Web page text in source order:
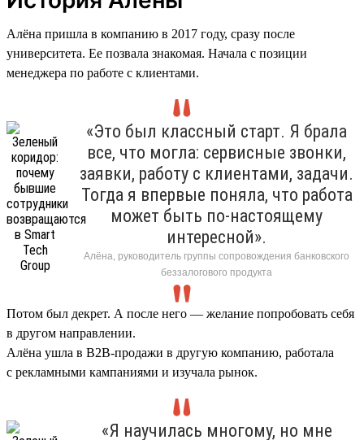
Алёна пришла в компанию в 2017 году, сразу после
университета. Ее позвала знакомая. Начала с позиции
менеджера по работе с клиентами.
«Это был классный старт. Я брала
все, что могла: сервисные звонки,
заявки, работу с клиентами, задачи.
Тогда я впервые поняла, что работа
может быть по-настоящему
интересной».
Алёна, руководитель группы сопровождения банковского
беззалогового продукта
Потом был декрет. А после него — желание попробовать себя
в другом направлении.
Алёна ушла в B2B-продажи в другую компанию, работала
с рекламными кампаниями и изучала рынок.
«Я научилась многому, но мне